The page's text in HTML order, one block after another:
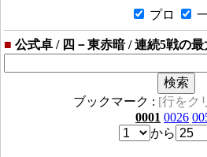
プロ
■ 公式卓 / 四－東赤暗 / 連続5戦の
ブックマーク : [行をク
0001 0026
から